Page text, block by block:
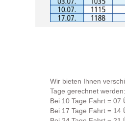
Wir bieten Ihnen
Tage gerechnet werden:
Bei 10 Tage Fahrt = 07
Bei 17 Tage Fahrt = 14